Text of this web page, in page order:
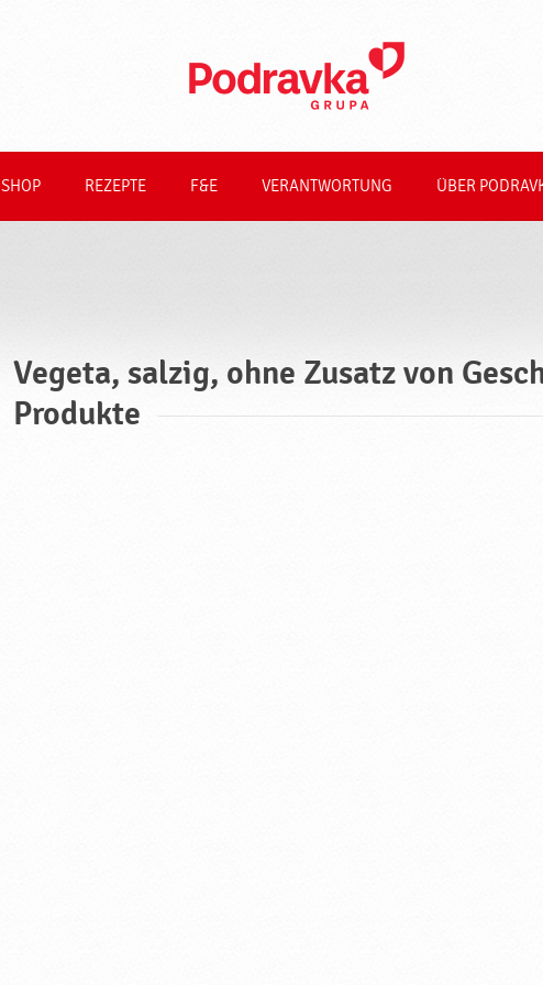
SHOP REZEPTE F&E VERANTWORTUNG ÜBER
Vegeta, salzig, ohne Zusatz von
Produkte